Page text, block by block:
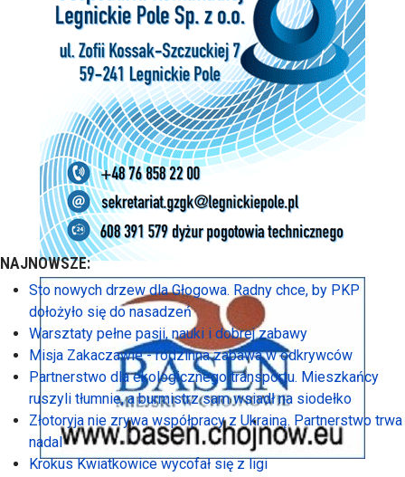
NAJNOWSZE:
Sto nowych drzew dla Głogowa. Radny chce, by PKP
dołożyło się do nasadzeń
Warsztaty pełne pasji, nauki i dobrej zabawy
Misja Zakaczawie - rodzinna zabawa w odkrywców
Partnerstwo dla ekologicznego transportu. Mieszkańcy
ruszyli tłumnie, a burmistrz sam wsiadł na siodełko
Złotoryja nie zrywa współpracy z Ukrainą. Partnerstwo trwa
nadal
Krokus Kwiatkowice wycofał się z ligi